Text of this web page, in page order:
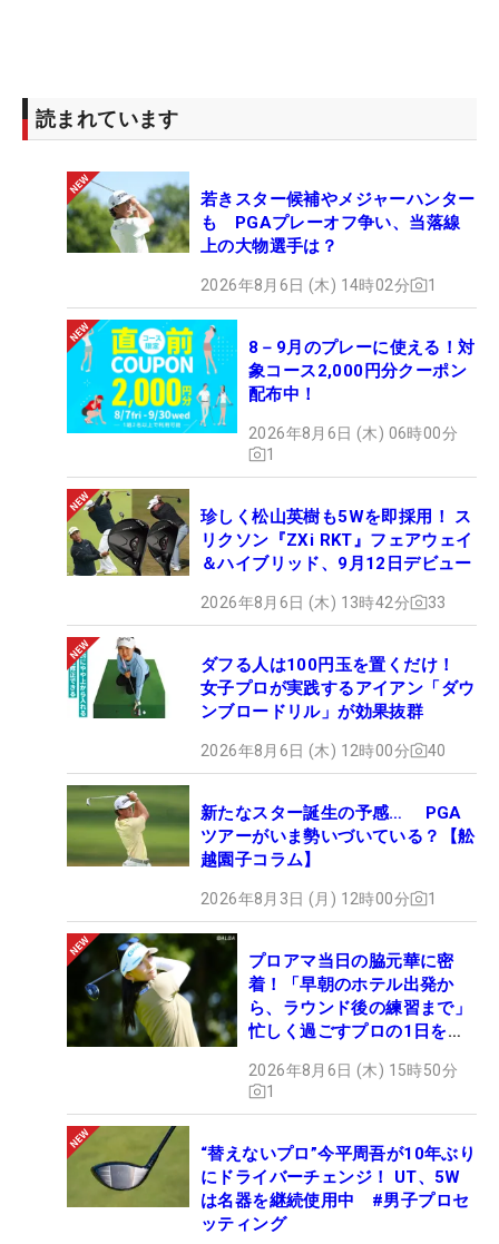
読まれています
若きスター候補やメジャーハンター
も PGAプレーオフ争い、当落線
上の大物選手は？
2026年8月6日 (木) 14時02分 1
8－9月のプレーに使える！対
象コース2,000円分クーポン
配布中！
2026年8月6日 (木) 06時00分
1
珍しく松山英樹も5Wを即採用！ ス
リクソン『ZXi RKT』フェアウェイ
＆ハイブリッド、9月12日デビュー
2026年8月6日 (木) 13時42分 33
ダフる人は100円玉を置くだけ！
女子プロが実践するアイアン「ダウ
ンブロードリル」が効果抜群
2026年8月6日 (木) 12時00分 40
新たなスター誕生の予感… PGA
ツアーがいま勢いづいている？【舩
越園子コラム】
2026年8月3日 (月) 12時00分 1
プロアマ当日の脇元華に密
着！「早朝のホテル出発か
ら、ラウンド後の練習まで」
忙しく過ごすプロの1日を公
2026年8月6日 (木) 15時50分
1
“替えないプロ”今平周吾が10年ぶり
にドライバーチェンジ！ UT、5W
は名器を継続使用中 #男子プロセ
ッティング